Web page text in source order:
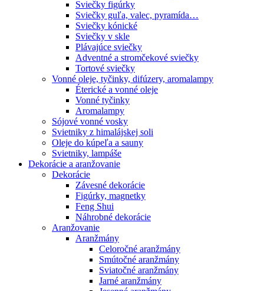
Sviečky figúrky
Sviečky guľa, valec, pyramída…
Sviečky kónické
Sviečky v skle
Plávajúce sviečky
Adventné a stromčekové sviečky
Tortové sviečky
Vonné oleje, tyčinky, difúzery, aromalampy
Éterické a vonné oleje
Vonné tyčinky
Aromalampy
Sójové vonné vosky
Svietniky z himalájskej soli
Oleje do kúpeľa a sauny
Svietniky, lampáše
Dekorácie a aranžovanie
Dekorácie
Závesné dekorácie
Figúrky, magnetky
Feng Shui
Náhrobné dekorácie
Aranžovanie
Aranžmány
Celoročné aranžmány
Smútočné aranžmány
Sviatočné aranžmány
Jarné aranžmány